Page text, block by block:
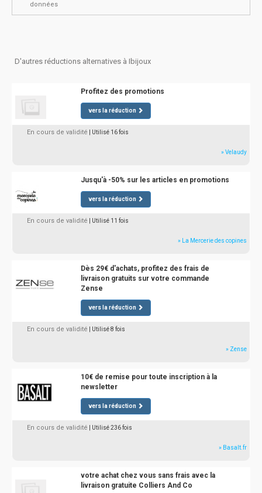
données
D'autres réductions alternatives à Ibijoux
Profitez des promotions
vers la réduction
En cours de validité | Utilisé 16 fois
» Velaudy
Jusqu'à -50% sur les articles en promotions
vers la réduction
En cours de validité | Utilisé 11 fois
» La Mercerie des copines
Dès 29€ d'achats, profitez des frais de
livraison gratuits sur votre commande
Zense
vers la réduction
En cours de validité | Utilisé 8 fois
» Zense
10€ de remise pour toute inscription à la
newsletter
vers la réduction
En cours de validité | Utilisé 236 fois
» Basalt.fr
votre achat chez vous sans frais avec la
livraison gratuite Colliers And Co